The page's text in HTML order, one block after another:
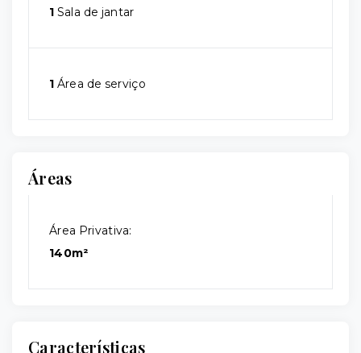
1 Sala de jantar
1 Área de serviço
Áreas
Área Privativa:
140m²
Características